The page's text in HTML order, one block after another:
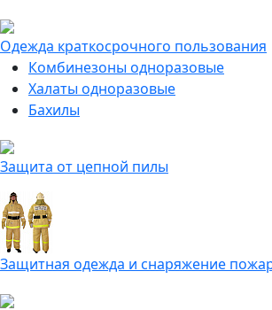
Одежда краткосрочного пользования
Комбинезоны одноразовые
Халаты одноразовые
Бахилы
Защита от цепной пилы
Защитная одежда и снаряжение